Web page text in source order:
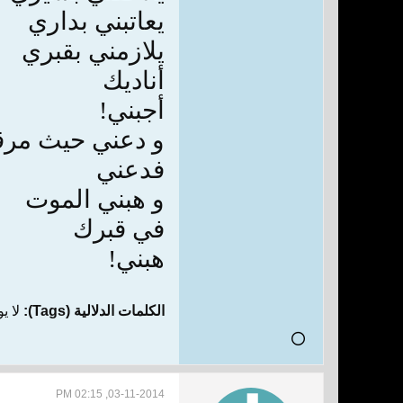
يعاتبني بداري
يلازمني بقبري
أناديك
أجبني!
و دعني حيث
فدعني
و هبني الموت
في قبرك
هبني!
الكلمات الدلالية (Tags): لا
03-11-2014, 02:15 PM